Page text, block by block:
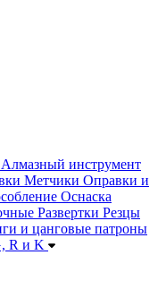
Алмазный инструмент
Метчики Оправки и
Оснаска
Развертки Резцы
и цанговые патроны
R и K